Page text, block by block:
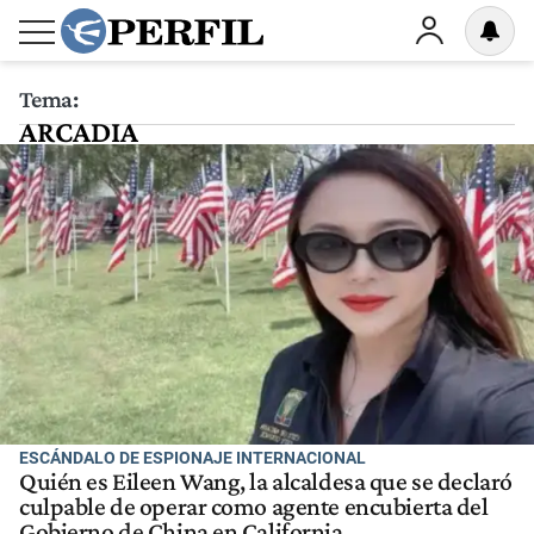
Tema:
ARCADIA
ESCÁNDALO DE ESPIONAJE INTERNACIONAL
Quién es Eileen Wang, la alcaldesa que se declaró
culpable de operar como agente encubierta del